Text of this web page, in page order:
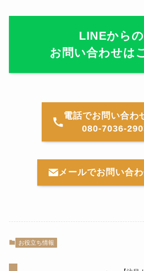
LINEからの
お問い合わせは
電話でお問い合わ
080-7036-
メールでお問い合
お役立ち情報